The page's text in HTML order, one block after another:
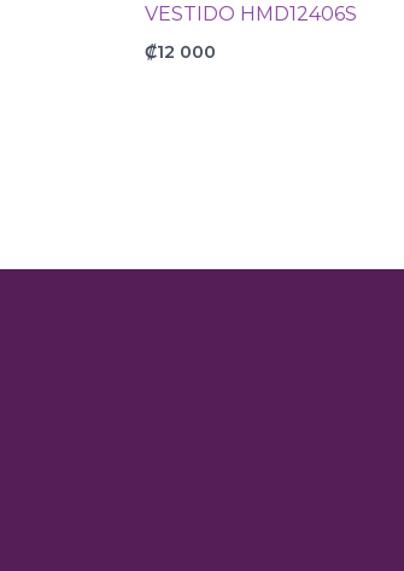
VESTIDO HMD12406S
₡12 000